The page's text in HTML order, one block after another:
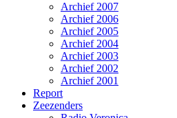
Archief 2007
Archief 2006
Archief 2005
Archief 2004
Archief 2003
Archief 2002
Archief 2001
Report
Zeezenders